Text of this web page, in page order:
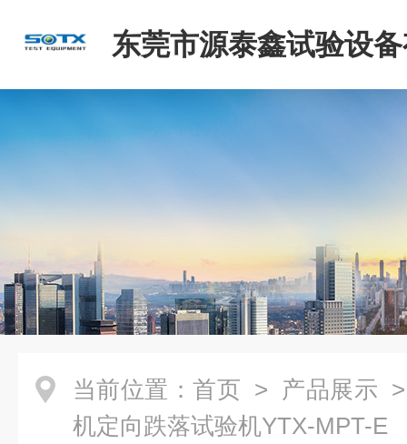
东莞市源泰鑫试验设
司
当前位置： 首页 > 产品展示
机定向跌落试验机YTX-MPT-E